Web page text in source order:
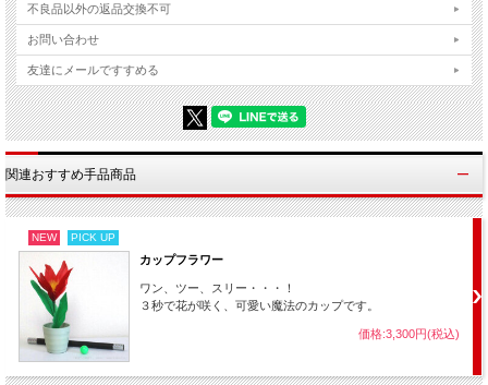
┃詳細説明 ＆ 店主レビュー
オープニングマジックとして鮮やかにきまる！花→リボン→ステッキ
と３段階の変化が楽しめるセットです。
複数回の変化マジックでは珍しく全て「瞬間変化」なのがポイント。
つかみます。
トリックの都合上、手順の一番最初に演じる必要があるのが欠点です
が、オープニングとしてはこの上なく強力です。レパートリーとして
手に入れるとあなたのお気に入り「定番オープニングマジック」とし
て活躍してくれることでしょう。
セット内容の割に価格の安いお買い得商品です！
不良品以外の返品交換不可
お問い合わせ
友達にメールですすめる
関連おすすめ手品商品
NEW PICK UP
カップフラワー
ワン、ツー、スリー・・・！
３秒で花が咲く、可愛い魔法のカップです。
価格:3,300円(税込)